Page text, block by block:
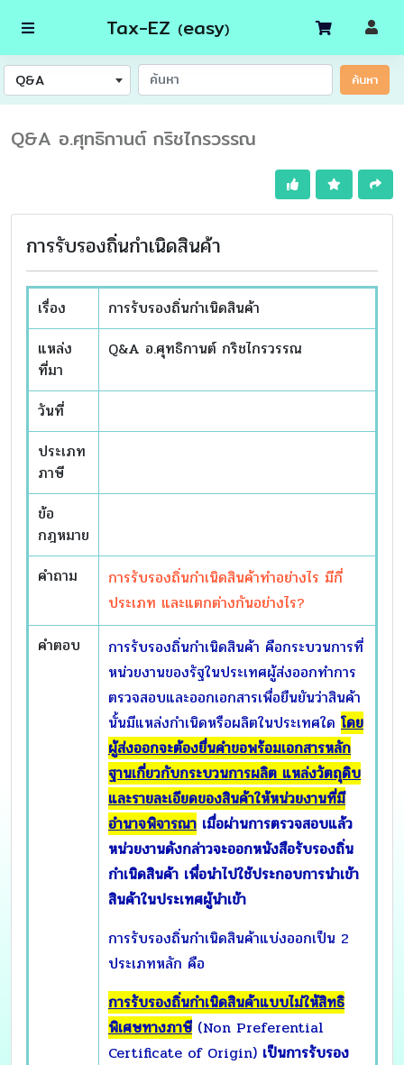
Tax-EZ (easy)
Q&A ค้นหา
Q&A อ.ศุทธิกานต์ กริชไกรวรรณ
การรับรองถิ่นกำเนิดสินค้า
เรื่อง
การรับรองถิ่นกำเนิดสินค้า
แหล่ง
ที่มา
Q&A อ.ศุทธิกานต์ กริชไกรวรรณ
วันที่
ประเภท
ภาษี
ข้อ
กฎหมาย
คำถาม
การรับรองถิ่นกำเนิดสินค้าทำอย่างไร มีกี่
ประเภท และแตกต่างกันอย่างไร?
คำตอบ
การรับรองถิ่นกำเนิดสินค้า คือกระบวนการที่
หน่วยงานของรัฐในประเทศผู้ส่งออกทำการ
ตรวจสอบและออกเอกสารเพื่อยืนยันว่าสินค้า
นั้นมีแหล่งกำเนิดหรือผลิตในประเทศใด โดย
ผู้ส่งออกจะต้องยื่นคำขอพร้อมเอกสารหลัก
ฐานเกี่ยวกับกระบวนการผลิต แหล่งวัตถุดิบ
และรายละเอียดของสินค้าให้หน่วยงานที่มี
อำนาจพิจารณา เมื่อผ่านการตรวจสอบแล้ว
หน่วยงานดังกล่าวจะออกหนังสือรับรองถิ่น
กำเนิดสินค้า เพื่อนำไปใช้ประกอบการนำเข้า
สินค้าในประเทศผู้นำเข้า
การรับรองถิ่นกำเนิดสินค้าแบ่งออกเป็น 2
ประเภทหลัก คือ
การรับรองถิ่นกำเนิดสินค้าแบบไม่ให้สิทธิ
พิเศษทางภาษี (Non Preferential
Certificate of Origin) เป็นการรับรอง